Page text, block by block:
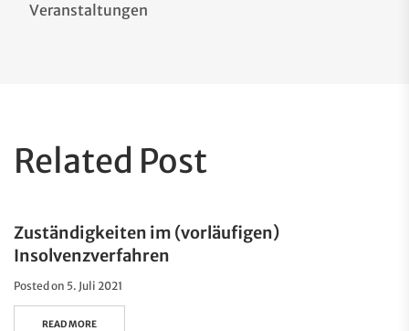
Veranstaltungen
Related Post
Zuständigkeiten im (vorläufigen)
Insolvenzverfahren
Posted on 5. Juli 2021
READ MORE